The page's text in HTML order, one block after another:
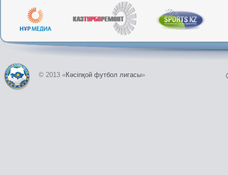
© 2013 «Кәсіпқой футбол лигасы»